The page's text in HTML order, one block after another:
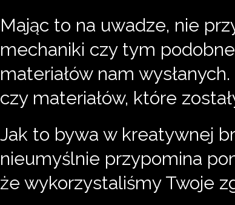
Mając to na uwadze, nie
mechaniki czy tym
materiałów nam
czy materiałów, które
Jak to bywa w kreatywnej
nieumyślnie przypomina
że wykorzystaliśmy Twoje